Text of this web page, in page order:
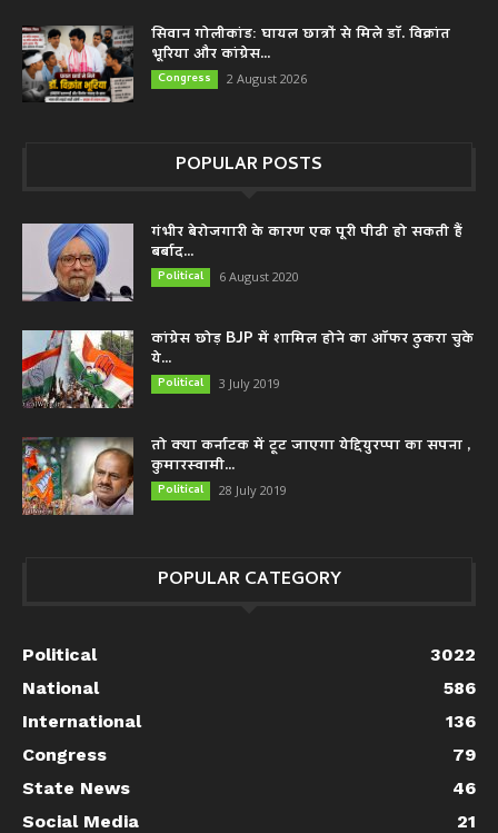
सिवान गोलीकांड: घायल छात्रों से मिले डॉ. विक्रांत
भूरिया और कांग्रेस...
Congress 2 August 2026
POPULAR POSTS
गंभीर बेरोजगारी के कारण एक पूरी पीढी हो सकती हैं
बर्बाद...
Political 6 August 2020
कांग्रेस छोड़ BJP में शामिल होने का ऑफर ठुकरा चुके
ये...
Political 3 July 2019
तो क्या कर्नाटक में टूट जाएगा येद्दियुरप्पा का सपना ,
कुमारस्वामी...
Political 28 July 2019
POPULAR CATEGORY
Political
3022
National
586
International
136
Congress
79
State News
46
Social Media
21